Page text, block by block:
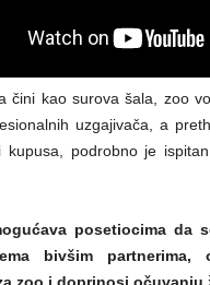
čini kao surova šala, zoo
uzgajivača, a
kupusa, podrobno je
posetiocima da
bivšim